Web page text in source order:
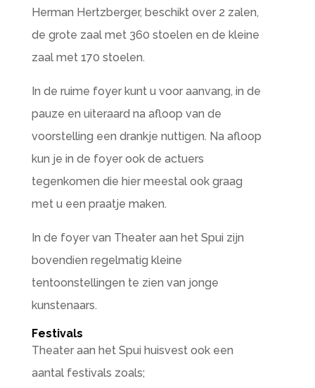
Herman Hertzberger, beschikt over 2 zalen,
de grote zaal met 360 stoelen en de kleine
zaal met 170 stoelen.
In de ruime foyer kunt u voor aanvang, in de
pauze en uiteraard na afloop van de
voorstelling een drankje nuttigen. Na afloop
kun je in de foyer ook de actuers
tegenkomen die hier meestal ook graag
met u een praatje maken.
In de foyer van Theater aan het Spui zijn
bovendien regelmatig kleine
tentoonstellingen te zien van jonge
kunstenaars.
Festivals
Theater aan het Spui huisvest ook een
aantal festivals zoals;